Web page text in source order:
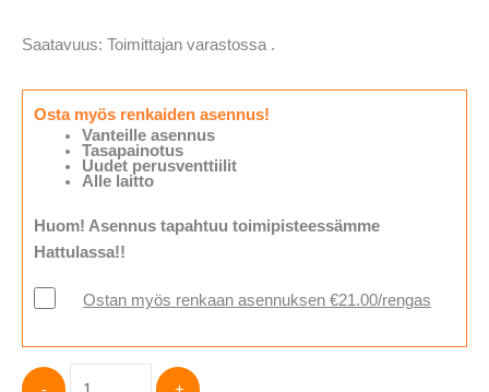
Saatavuus: Toimittajan varastossa .
Osta myös renkaiden asennus!
Vanteille asennus
Tasapainotus
Uudet perusventtiilit
Alle laitto
Huom! Asennus tapahtuu toimipisteessämme
Hattulassa!!
Ostan myös renkaan asennuksen €21.00/rengas